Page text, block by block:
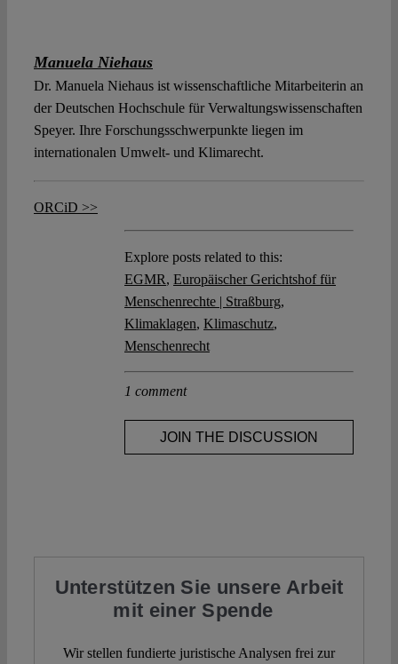
Manuela Niehaus
Dr. Manuela Niehaus ist wissenschaftliche Mitarbeiterin an
der Deutschen Hochschule für Verwaltungswissenschaften
Speyer. Ihre Forschungsschwerpunkte liegen im
internationalen Umwelt- und Klimarecht.
ORCiD >>
Explore posts related to this:
EGMR, Europäischer Gerichtshof für
Menschenrechte | Straßburg,
Klimaklagen, Klimaschutz,
Menschenrecht
1 comment
JOIN THE DISCUSSION
Unterstützen Sie unsere Arbeit
mit einer Spende
Wir stellen fundierte juristische Analysen frei zur